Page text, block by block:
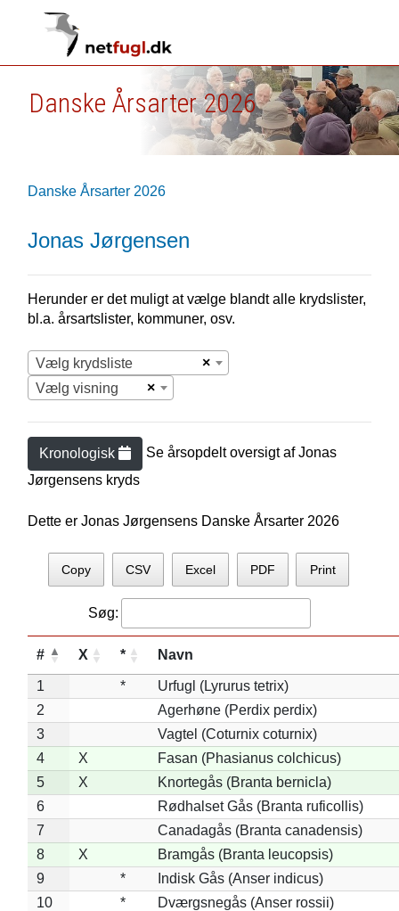
Danske Årsarter 2026
Danske Årsarter 2026
Jonas Jørgensen
Herunder er det muligt at vælge blandt alle krydslister,
bl.a. årsartslister, kommuner, osv.
×
Vælg krydsliste
×
Vælg visning
Kronologisk Se årsopdelt oversigt afJonas
Jørgensens kryds
Dette er Jonas Jørgensens Danske Årsarter 2026
Copy CSV Excel PDF Print
Søg:
# X * Navn
1 *
Urfugl (Lyrurus tetrix)
2
Agerhøne (Perdix perdix)
3
Vagtel (Coturnix coturnix)
4
X
Fasan (Phasianus colchicus)
5
X
Knortegås (Branta bernicla)
6
Rødhalset Gås (Branta ruficollis)
7
Canadagås (Branta canadensis)
8
X
Bramgås (Branta leucopsis)
9
*
Indisk Gås (Anser indicus)
10
*
Dværgsnegås (Anser rossii)